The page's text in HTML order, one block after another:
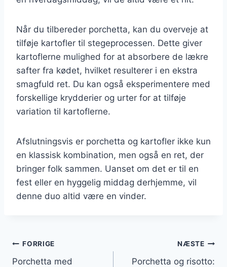
Når du tilbereder porchetta, kan du overveje at
tilføje kartofler til stegeprocessen. Dette giver
kartoflerne mulighed for at absorbere de lækre
safter fra kødet, hvilket resulterer i en ekstra
smagfuld ret. Du kan også eksperimentere med
forskellige krydderier og urter for at tilføje
variation til kartoflerne.
Afslutningsvis er porchetta og kartofler ikke kun
en klassisk kombination, men også en ret, der
bringer folk sammen. Uanset om det er til en
fest eller en hyggelig middag derhjemme, vil
denne duo altid være en vinder.
Indlægsnavigation
FORRIGE
Porchetta med
NÆSTE
Porchetta og risotto: